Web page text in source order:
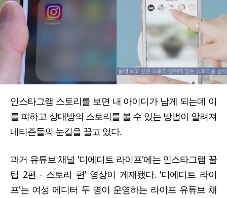
인스타그램 스토리를 보면 내 아이디가 남게 되는데 이
를 피하고 상대방의 스토리를 볼 수 있는 방법이 알려져
네티즌들의 눈길을 끌고 있다.
과거 유튜브 채널 '디에디트 라이프'에는 인스타그램 꿀
팁 2편 - 스토리 편' 영상이 게재됐다. '디에디트 라이
프'는 여성 에디터 두 명이 운영하는 라이프 유튜브 채